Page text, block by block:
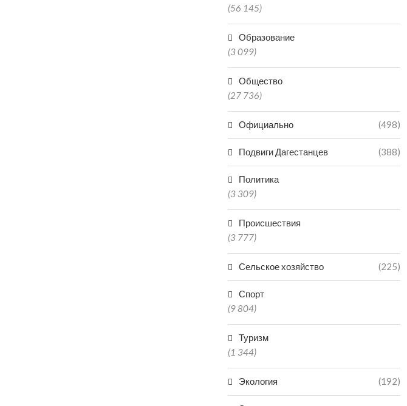
(56 145)
Образование
(3 099)
Общество
(27 736)
Официально (498)
Подвиги Дагестанцев (388)
Политика
(3 309)
Происшествия
(3 777)
Сельское хозяйство (225)
Спорт
(9 804)
Туризм
(1 344)
Экология (192)